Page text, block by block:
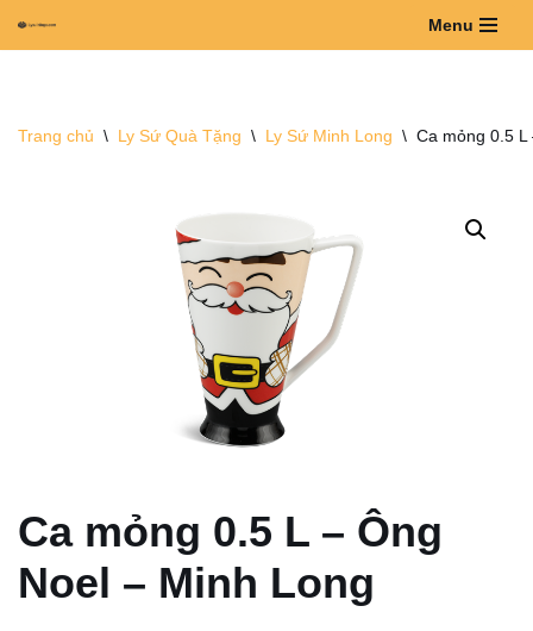
dung
Menu
Trang chủ \ Ly Sứ Quà Tặng \ Ly Sứ Minh Long \ Ca mỏng 0.5
Ca mỏng 0.5 L – Ông
Noel – Minh Long